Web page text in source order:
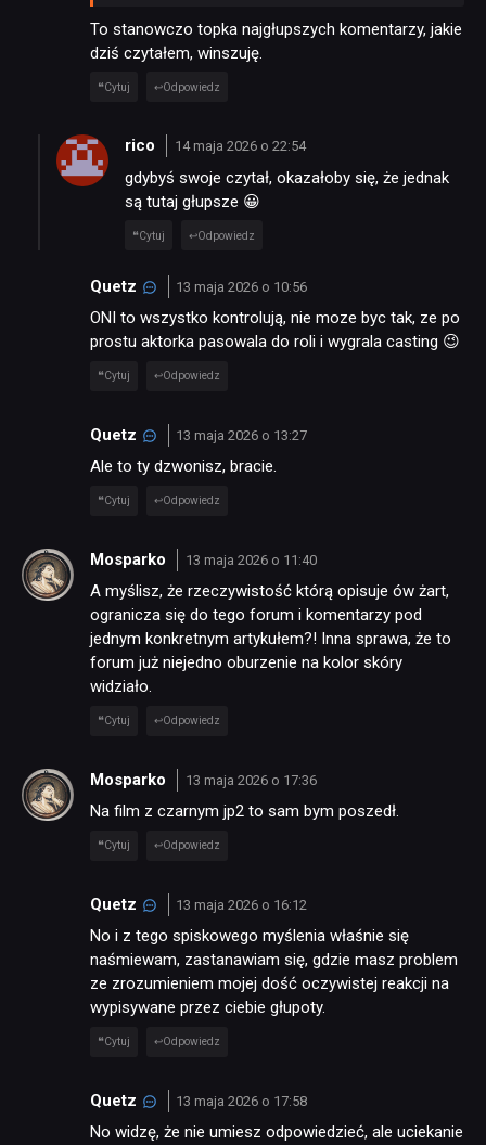
To stanowczo topka najgłupszych komentarzy, jakie
dziś czytałem, winszuję.
Cytuj Odpowiedz
rico 14 maja 2026 o 22:54
gdybyś swoje czytał, okazałoby się, że jednak
są tutaj głupsze 😀
Cytuj Odpowiedz
Quetz 13 maja 2026 o 10:56
ONI to wszystko kontrolują, nie moze byc tak, ze po
prostu aktorka pasowala do roli i wygrala casting 😉
Cytuj Odpowiedz
Quetz 13 maja 2026 o 13:27
Ale to ty dzwonisz, bracie.
Cytuj Odpowiedz
Mosparko 13 maja 2026 o 11:40
A myślisz, że rzeczywistość którą opisuje ów żart,
ogranicza się do tego forum i komentarzy pod
jednym konkretnym artykułem?! Inna sprawa, że to
forum już niejedno oburzenie na kolor skóry
widziało.
Cytuj Odpowiedz
Mosparko 13 maja 2026 o 17:36
Na film z czarnym jp2 to sam bym poszedł.
Cytuj Odpowiedz
Quetz 13 maja 2026 o 16:12
No i z tego spiskowego myślenia właśnie się
naśmiewam, zastanawiam się, gdzie masz problem
ze zrozumieniem mojej dość oczywistej reakcji na
wypisywane przez ciebie głupoty.
Cytuj Odpowiedz
Quetz 13 maja 2026 o 17:58
No widzę, że nie umiesz odpowiedzieć, ale uciekanie